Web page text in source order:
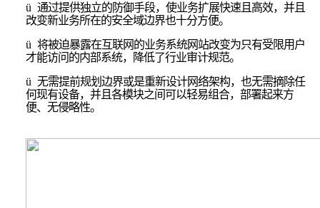
ü 通过提供独立的防御手段，使业务扩展快速且高效，并且
改变新业务所在的安全域边界也十分方便。
ü 将被迫暴露在互联网的业务系统网站改变为只有受限用户
才能访问的内部系统，降低了行业审计规范。
ü 无需提前规划边界或是重新设计网络架构，也无需摘除任
何现有设备，并且各模块之间可以轻易组合，部署起来方
便、无侵略性。